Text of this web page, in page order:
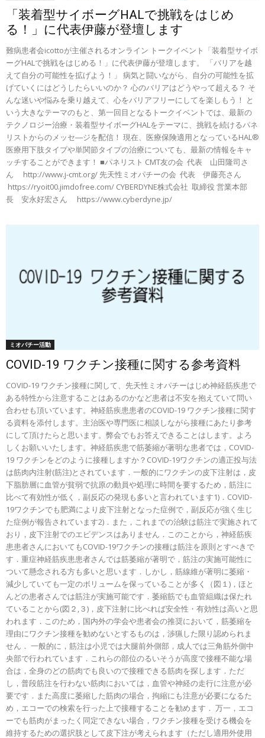
「装着型サイボーグHALで挑戦をはじめ
る！」に代表伊藤が登壇します
難病患者会icottoが主催されるオンライン トークイベント「装着型サイボ
ーグHALで挑戦をはじめる！」に代表伊藤が登壇します。 「バリアを越
えて自分の可能性を拡げよう！」 病気と闘いながら、自分の可能性を拡
げていくにはどうしたらいいのか？ 心のバリアはどうやって超える？ そ
んな迷いや悩みを乗り越えて、心をバリアフリーにしてを楽しもう！ と
いう大きなテーマのもと、第一回目となるトークイベントでは、最新の
テクノロジー治療・装着型サイボーグHALをテーマに、挑戦を続けるパネ
リストからのメッセ―ジを配信！ 現在、医療保険適用となっているHAL®
医療用下肢タイプや単関節タイプの治療についても、最新の情報をキャ
ッチすることができます！ ■パネリスト CMT友の会 代表 山田隆司さ
ん http://www.j-cmt.org/ 先天性ミオパチーの会 代表 伊藤亮さん
https://ryoit00.jimdofree.com/ CYBERDYNE株式会社 取締役 営業本部
長 安永好宏さん https://www.cyberdyne.jp/
ミオパチー活動
COVID-19 ワクチン接種に関する参考資料
COVID-19 ワクチン接種に関して、先天性ミオパチーはじめ神経筋疾患で
ある特性から注意することはあるのかなど患者は不安を抱えていて問い
合わせも頂いています。神経筋疾患患者のCOVID-19 ワクチン接種に関す
る資料を添付します。主治医や専門医に相談しながら接種にあたり参考
にして頂けたらと思います。弊会でもお答えできることはします。よろ
しくお願いいたします。神経筋疾患で筋萎縮が著明な患者では，COVID-
19 ワクチンをどのように接種しますか？COVID-19ワクチンの適正投与法
は筋肉内注射(筋注)とされています．一般的にワクチンの皮下注射は，皮
下脂肪層に血管が貧弱で抗原の動員や処理に時間を要するため，筋注に
比べて有効性が低く，副反応の発現も多いと言われています1)．COVID-
19ワクチンでも肥満により皮下注射となった症例で，副反応が強く生じ
た症例が報告されています2)．また，これまでの治験は筋注で実施されて
おり，皮下注射でのエビデンスはありません．このことから，神経筋疾
患患者さんにおいてもCOVID-19ワクチンの接種は筋注を原則とすべきで
す．重症神経筋疾患患者さんでは筋萎縮が著明で，筋注の実施可能性に
ついて懸念される方も多いと思います．しかし，筋線維が著明に萎縮・
減少していても一定のボリュームを保っていることが多く（図１)，ほと
んどの患者さんでは筋注が実施可能です．萎縮筋でも血管組織は保たれ
ていることから(図２,３)，皮下注射に比べれば安全性・有効性は高いと思
われます．このため，国内外の学会や患者会の推奨において，筋萎縮を
理由にワクチン接種を勧めないとするものは，渉猟した限り認められま
せん． 一般的に，筋注は小児では大腿前外側部，成人では三角筋外側中
央部で行われています．これらの部位のるいそうが高度で接種不能な場
合は，全身のどの筋肉でも良いので接種できる筋肉を探します．ただ
し，普段筋注を行わない筋肉においては，血管や神経の走行に注意が必
要です．また高度に萎縮した筋肉の場合，拘縮にも注意が必要になるた
め，エコーでの検索を行った上で接種することを勧めます． 万一，エコ
ーでも筋肉がまったく同定できない場合，ワクチン接種を受ける機会を
維持するための選択肢として皮下注が考えられます（ただし適用外使用